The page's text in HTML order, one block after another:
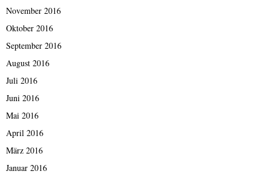
November 2016
Oktober 2016
September 2016
August 2016
Juli 2016
Juni 2016
Mai 2016
April 2016
März 2016
Januar 2016